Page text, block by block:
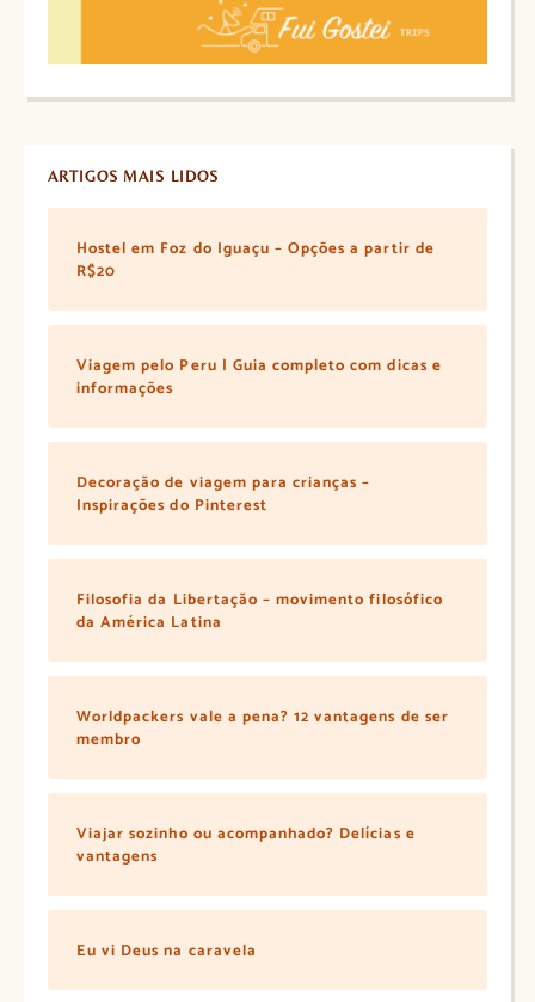
ARTIGOS MAIS LIDOS
Hostel em Foz do Iguaçu – Opções a partir de
R$20
Viagem pelo Peru | Guia completo com dicas e
informações
Decoração de viagem para crianças –
Inspirações do Pinterest
Filosofia da Libertação – movimento filosófico
da América Latina
Worldpackers vale a pena? 12 vantagens de ser
membro
Viajar sozinho ou acompanhado? Delícias e
vantagens
Eu vi Deus na caravela